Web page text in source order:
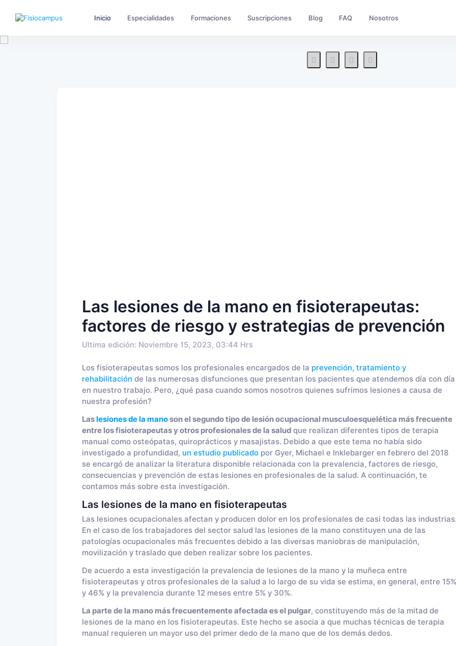
Inicio Especialidades Formaciones Suscripciones Blog FAQ Nosotros
Las lesiones de la mano en fisioterapeutas:
factores de riesgo y estrategias de prevención
Ultima edición: Noviembre 15, 2023, 03:44 Hrs
Los fisioterapeutas somos los profesionales encargados de la prevención, tratamiento y
rehabilitación de las numerosas disfunciones que presentan los pacientes que atendemos día con día
en nuestro trabajo. Pero, ¿qué pasa cuando somos nosotros quienes sufrimos lesiones a causa de
nuestra profesión?
Laslesiones de la manoson el segundo tipo de lesión ocupacional musculoesquelética más frecuente
entre los fisioterapeutas y otros profesionales de la saludque realizan diferentes tipos de terapia
manual como osteópatas, quiroprácticos y masajistas. Debido a que este tema no había sido
investigado a profundidad, un estudio publicado por Gyer, Michael e Inklebarger en febrero del 2018
se encargó de analizar la literatura disponible relacionada con la prevalencia, factores de riesgo,
consecuencias y prevención de estas lesiones en profesionales de la salud. A continuación, te
contamos más sobre esta investigación.
Las lesiones de la mano en fisioterapeutas
Las lesiones ocupacionales afectan y producen dolor en los profesionales de casi todas las
En el caso de los trabajadores del sector salud las lesiones de la mano constituyen una de las
patologías ocupacionales más frecuentes debido a las diversas maniobras de manipulación,
movilización y traslado que deben realizar sobre los pacientes.
De acuerdo a esta investigación la prevalencia de lesiones de la mano y la muñeca entre
fisioterapeutas y otros profesionales de la salud a lo largo de su vida se estima, en general, entre 15%
y 46% y la prevalencia durante 12 meses entre 5% y 30%.
La parte de la mano más frecuentemente afectada es el pulgar, constituyendo más de la mitad de
lesiones de la mano en los fisioterapeutas. Este hecho se asocia a que muchas técnicas de terapia
manual requieren un mayor uso del primer dedo de la mano que de los demás dedos.